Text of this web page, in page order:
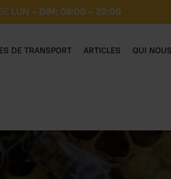
LUN – DIM: 08:00 – 20:00
DE TRANSPORT ARTICLES QUI